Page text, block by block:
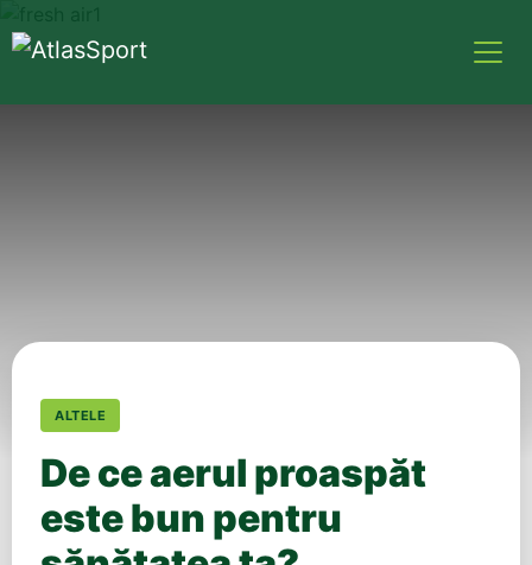
ALTELE
De ce aerul proaspăt
este bun pentru